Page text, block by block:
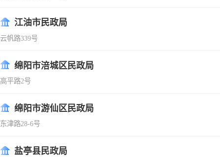
江油市民政局
云帆路339号
绵阳市涪城区民政局
高平路2号
绵阳市游仙区民政局
东津路28-6号
盐亭县民政局